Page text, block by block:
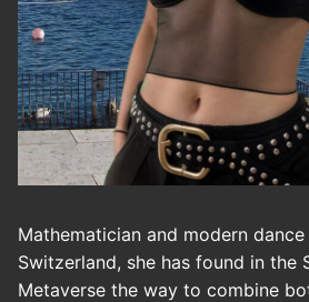
Mathematician and modern
Switzerland, she has found in the
Metaverse the way to combine